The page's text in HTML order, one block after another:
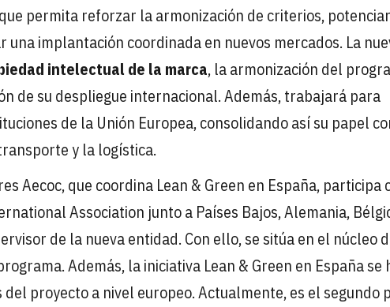
que permita reforzar la armonización de criterios,
implantación coordinada en nuevos mercados. La
intelectual de la marca, la armonización del
de su despliegue internacional. Además, trabajará para
de la Unión Europea, consolidando así su papel
y la logística.
Aecoc, que coordina Lean & Green en España, participa
Association junto a Países Bajos, Alemania,
de la nueva entidad. Con ello, se sitúa en el núcleo
Además, la iniciativa Lean & Green en España se
proyecto a nivel europeo. Actualmente, es el segundo